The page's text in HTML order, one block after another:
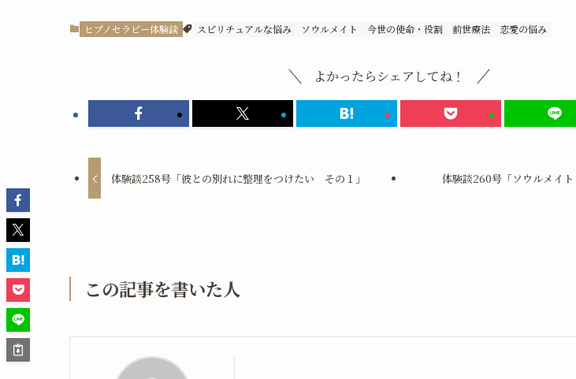
ヒプノセラピー体験談 スピリチュアルな悩み ソウルメイト 今世の使命・役割 前世療法 恋愛の悩み
よかったらシェアしてね！
体験談258号「彼との別れに整理をつけたい その１」 体験談260号「ソウルメイト
この記事を書いた人